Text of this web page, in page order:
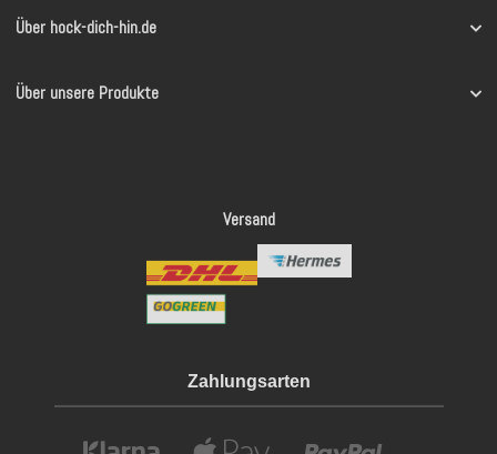
Über hock-dich-hin.de
Über unsere Produkte
Versand
Zahlungsarten